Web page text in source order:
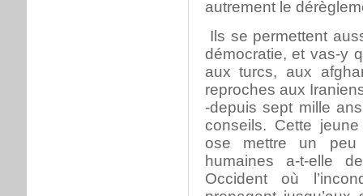
autrement le
Ils se permettent
démocratie, et vas-y
aux turcs, aux
reproches aux
-depuis sept mille
conseils. Cette
ose mettre un peu
humaines a-t-elle
Occident où